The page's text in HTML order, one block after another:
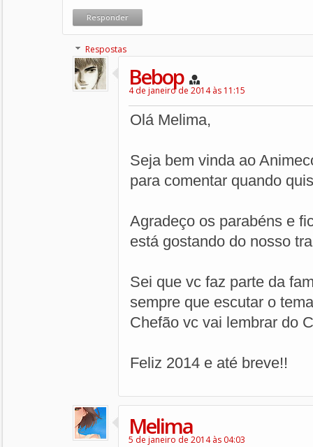
Responder
Respostas
Bebop
4 de janeiro de 2014 às 11:15
Olá Melima,
Seja bem vinda ao
para comentar quando
Agradeço os parabéns e
está gostando do nosso
Sei que vc faz parte da
sempre que escutar o
Chefão vc vai lembrar do
Feliz 2014 e até breve!!
Melima
5 de janeiro de 2014 às 04:03